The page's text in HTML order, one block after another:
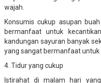
wajah.
Konsumis cukup asupan
bermanfaat untuk
kandungan sayuran banyak
yang sangat bermanfaat
4. Tidur yang cukup
Istirahat di malam hari